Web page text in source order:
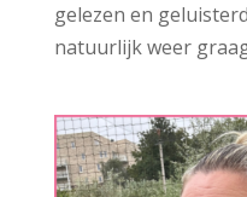
gelezen en
natuurlijk weer